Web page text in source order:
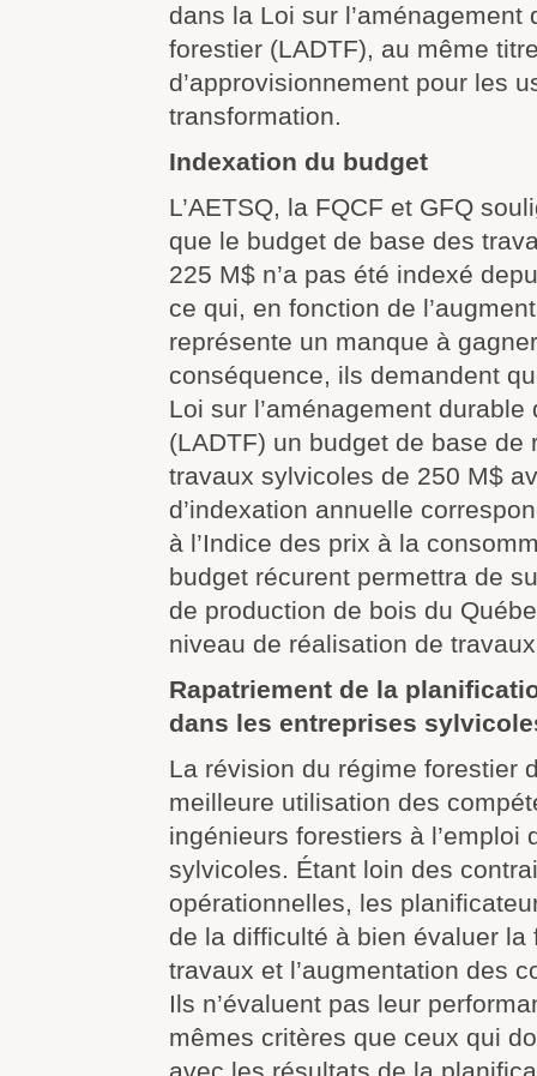
dans la Loi sur l’aménagement
forestier (LADTF), au même
d’approvisionnement pour les
transformation.
Indexation du budget
L’AETSQ, la FQCF et GFQ
que le budget de base des
225 M$ n’a pas été indexé
ce qui, en fonction de
représente un manque à
conséquence, ils demandent
Loi sur l’aménagement
(LADTF) un budget de base de
travaux sylvicoles de 250 M$
d’indexation annuelle
à l’Indice des prix à la
budget récurent permettra de
de production de bois du
niveau de réalisation de
Rapatriement de la
dans les entreprises
La révision du régime forestier
meilleure utilisation des
ingénieurs forestiers à l’emploi
sylvicoles. Étant loin des
opérationnelles, les
de la difficulté à bien évaluer la
travaux et l’augmentation des
Ils n’évaluent pas leur
mêmes critères que ceux qui